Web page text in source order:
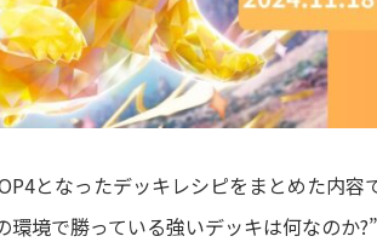
となったデッキレシピをまとめた内容
環境で勝っている強いデッキは何なのか